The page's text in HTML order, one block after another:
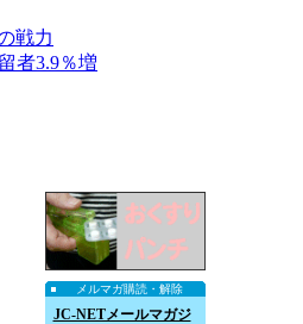
戦力
者3.9％増
メルマガ購読・解除
JC-NETメールマガジ